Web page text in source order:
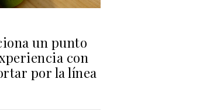
un punto
con
por la línea